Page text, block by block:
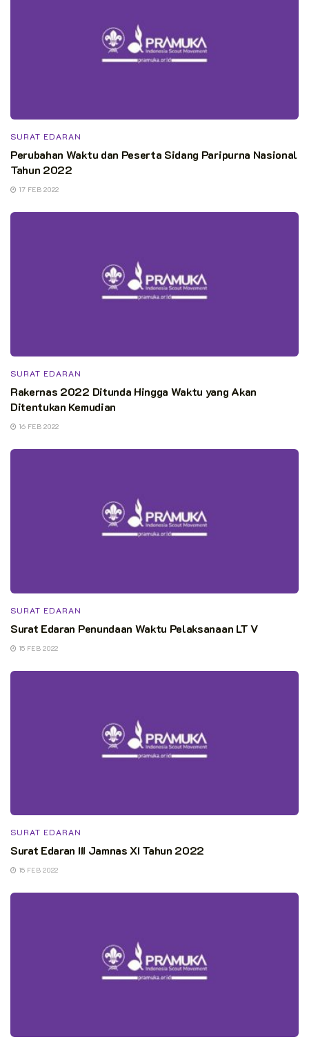
SURAT EDARAN
Perubahan Waktu dan Peserta Sidang Paripurna Nasional
Tahun 2022
17 FEB 2022
SURAT EDARAN
Rakernas 2022 Ditunda Hingga Waktu yang Akan
Ditentukan Kemudian
16 FEB 2022
SURAT EDARAN
Surat Edaran Penundaan Waktu Pelaksanaan LT V
15 FEB 2022
SURAT EDARAN
Surat Edaran III Jamnas XI Tahun 2022
15 FEB 2022